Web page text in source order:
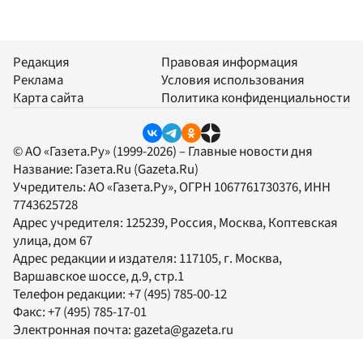
Редакция
Реклама
Карта сайта
Правовая информация
Условия использования
Политика конфиденциальности
© АО «Газета.Ру» (1999-2026) – Главные новости дня
Название: Газета.Ru (Gazeta.Ru)
Учредитель:АО «Газета.Ру», ОГРН 1067761730376, ИНН
7743625728
Адрес учредителя: 125239, Россия, Москва, Коптевская
улица, дом 67
Адрес редакции и издателя: 117105, г. Москва,
Варшавское шоссе, д.9, стр.1
Телефон редакции:+7 (495) 785-00-12
Факс:+7 (495) 785-17-01
Электронная почта:gazeta@gazeta.ru